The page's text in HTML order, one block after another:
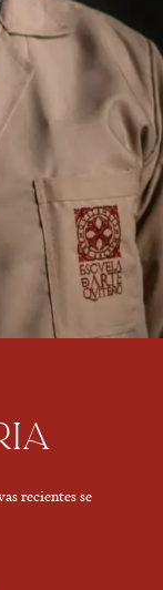
recientes se